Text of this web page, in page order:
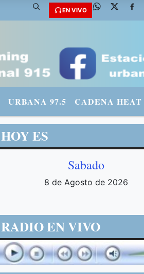
EN VIVO
URBANA 97.5 CADENA HEAT
HOY ES
Sabado
8 de Agosto de 2026
RADIO EN VIVO